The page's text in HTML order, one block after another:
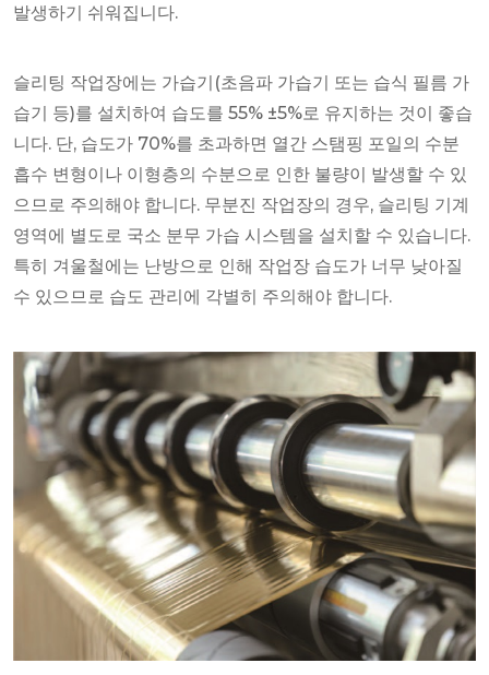
발생하기 쉬워집니다.
슬리팅 작업장에는 가습기(초음파 가습기 또는 습식 필름 가
습기 등)를 설치하여 습도를 55% ±5%로 유지하는 것이 좋습
니다. 단, 습도가 70%를 초과하면 열간 스탬핑 포일의 수분
흡수 변형이나 이형층의 수분으로 인한 불량이 발생할 수 있
으므로 주의해야 합니다. 무분진 작업장의 경우, 슬리팅 기계
영역에 별도로 국소 분무 가습 시스템을 설치할 수 있습니다.
특히 겨울철에는 난방으로 인해 작업장 습도가 너무 낮아질
수 있으므로 습도 관리에 각별히 주의해야 합니다.